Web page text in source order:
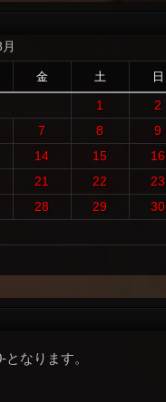
金 土 日
1
2
7 8
9
14 15
16
21 22
23
28 29
30
なります。